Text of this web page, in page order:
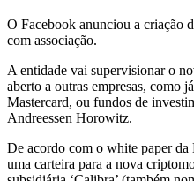
O Facebook anunciou a criação
com associação.
A entidade vai supervisionar o
aberto a outras empresas, como
Mastercard, ou fundos de
Andreessen Horowitz.
De acordo com o white paper
uma carteira para a nova